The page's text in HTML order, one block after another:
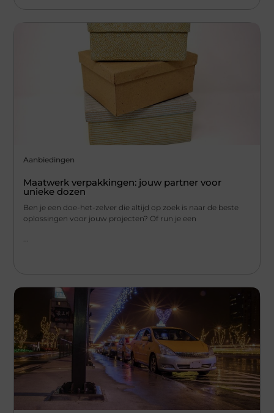
Aanbiedingen
Maatwerk verpakkingen: jouw partner voor
unieke dozen
Ben je een doe-het-zelver die altijd op zoek is naar de beste
oplossingen voor jouw projecten? Of run je een